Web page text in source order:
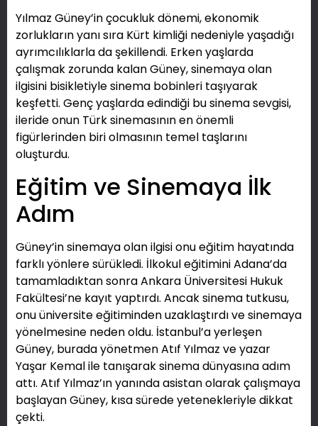
Yılmaz Güney’in çocukluk dönemi, ekonomik
zorlukların yanı sıra Kürt kimliği nedeniyle yaşadığı
ayrımcılıklarla da şekillendi. Erken yaşlarda
çalışmak zorunda kalan Güney, sinemaya olan
ilgisini bisikletiyle sinema bobinleri taşıyarak
keşfetti. Genç yaşlarda edindiği bu sinema sevgisi,
ileride onun Türk sinemasının en önemli
figürlerinden biri olmasının temel taşlarını
oluşturdu.
Eğitim ve Sinemaya İlk
Adım
Güney’in sinemaya olan ilgisi onu eğitim hayatında
farklı yönlere sürükledi. İlkokul eğitimini Adana’da
tamamladıktan sonra Ankara Üniversitesi Hukuk
Fakültesi’ne kayıt yaptırdı. Ancak sinema tutkusu,
onu üniversite eğitiminden uzaklaştırdı ve sinemaya
yönelmesine neden oldu. İstanbul’a yerleşen
Güney, burada yönetmen Atıf Yılmaz ve yazar
Yaşar Kemal ile tanışarak sinema dünyasına adım
attı. Atıf Yılmaz’ın yanında asistan olarak çalışmaya
başlayan Güney, kısa sürede yetenekleriyle dikkat
çekti.